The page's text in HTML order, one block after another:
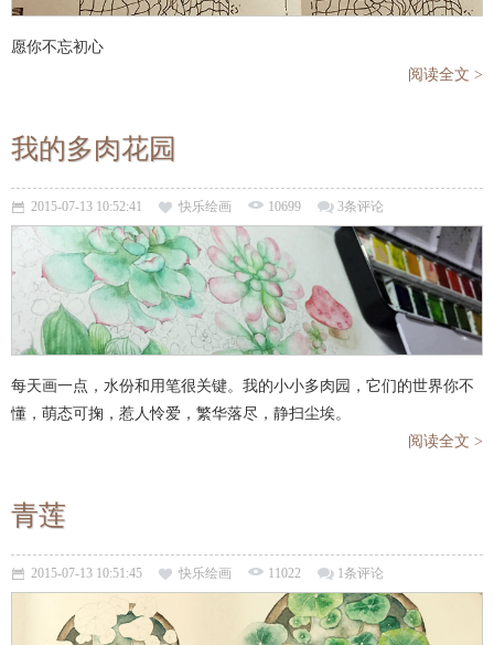
愿你不忘初心
阅读全文 >
我的多肉花园
2015-07-13 10:52:41 快乐绘画 10699 3条评论
每天画一点，水份和用笔很关键。我的小小多肉园，它们的世界你不
懂，萌态可掬，惹人怜爱，繁华落尽，静扫尘埃。
阅读全文 >
青莲
2015-07-13 10:51:45 快乐绘画 11022 1条评论